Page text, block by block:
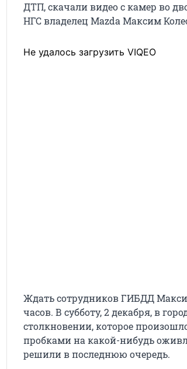
ДТП, скачали видео с камер во
НГС владелец Mazda Максим
Не удалось загрузить VIQEO
Ждать сотрудников ГИБДД
часов. В субботу, 2 декабря, в
столкновении, которое
пробками на какой-нибудь
решили в последнюю очередь.